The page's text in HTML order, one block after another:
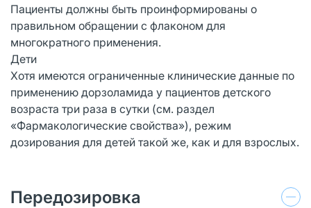
Пациенты должны быть проинформированы о
правильном обращении с флаконом для
многократного применения.
Дети
Хотя имеются ограниченные клинические данные по
применению дорзоламида у пациентов детского
возраста три раза в сутки (см. раздел
«Фармакологические свойства»), режим
дозирования для детей такой же, как и для взрослых.
Передозировка